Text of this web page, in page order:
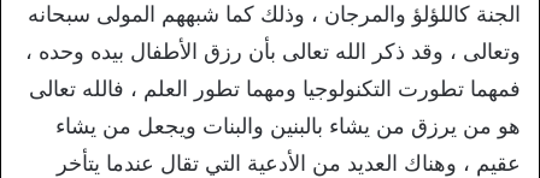
الجنة كاللؤلؤ والمرجان ، وذلك كما شبههم المولى سبحانه
وتعالى ، وقد ذكر الله تعالى بأن رزق الأطفال بيده وحده ،
فمهما تطورت التكنولوجيا ومهما تطور العلم ، فالله تعالى
هو من يرزق من يشاء بالبنين والبنات ويجعل من يشاء
عقيم ، وهناك العديد من الأدعية التي تقال عندما يتأخر